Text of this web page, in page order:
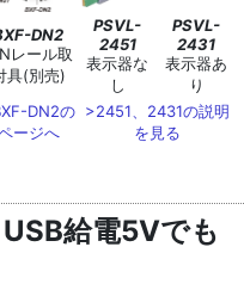
DN2
レール取
具(別売)
PSVL-
2451
表示器な
し
PSVL-
2431
表示器あ
り
DN2の
ージへ
>2451、2431の説明
を見る
給電5Vでも